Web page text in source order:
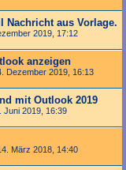
Nachricht aus Vorlage.
2019, 17:12
anzeigen
Dezember 2019, 16:13
mit Outlook 2019
Juni 2019, 16:39
März 2018, 14:40